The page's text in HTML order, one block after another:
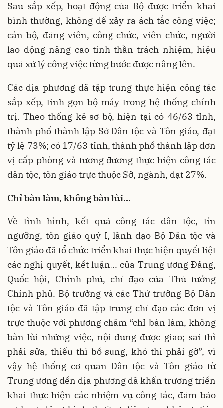
Sau sắp xếp, hoạt động của Bộ được triển khai
bình thường, không để xảy ra ách tắc công việc;
cán bộ, đảng viên, công chức, viên chức, người
lao động nâng cao tinh thần trách nhiệm, hiệu
quả xử lý công việc từng bước được nâng lên.
Các địa phương đã tập trung thực hiện công tác
sắp xếp, tinh gọn bộ máy trong hệ thống chính
trị. Theo thống kê sơ bộ, hiện tại có 46/63 tỉnh,
thành phố thành lập Sở Dân tộc và Tôn giáo, đạt
tỷ lệ 73%; có 17/63 tỉnh, thành phố thành lập đơn
vị cấp phòng và tương đương thực hiện công tác
dân tộc, tôn giáo trực thuộc Sở, ngành, đạt 27%.
Chỉ bàn làm, không bàn lùi...
Về tình hình, kết quả công tác dân tộc, tín
ngưỡng, tôn giáo quý I, lãnh đạo Bộ Dân tộc và
Tôn giáo đã tổ chức triển khai thực hiện quyết liệt
các nghị quyết, kết luận... của Trung ương Đảng,
Quốc hội, Chính phủ, chỉ đạo của Thủ tướng
Chính phủ. Bộ trưởng và các Thứ trưởng Bộ Dân
tộc và Tôn giáo đã tập trung chỉ đạo các đơn vị
trực thuộc với phương châm “chỉ bàn làm, không
bàn lùi những việc, nội dung được giao; sai thì
phải sửa, thiếu thì bổ sung, khó thì phải gỡ”, vì
vậy hệ thống cơ quan Dân tộc và Tôn giáo từ
Trung ương đến địa phương đã khẩn trương triển
khai thực hiện các nhiệm vụ công tác, đảm bảo